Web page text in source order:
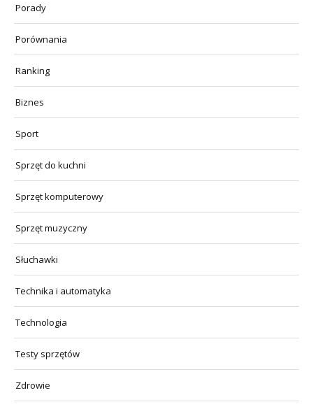
Porady
Porównania
Ranking
Biznes
Sport
Sprzęt do kuchni
Sprzęt komputerowy
Sprzęt muzyczny
Słuchawki
Technika i automatyka
Technologia
Testy sprzętów
Zdrowie